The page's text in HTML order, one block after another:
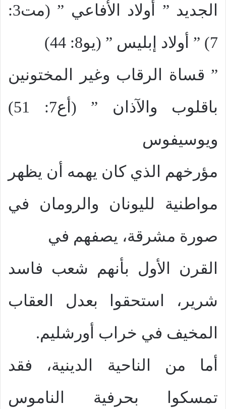
الجديد ” أولاد الأفاعي ” (مت3:
7) ” أولاد إبليس ” (يو8: 44)
” قساة الرقاب وغير المختونين
باقلوب والآذان ” (أع7: 51)
ويوسيفوس
مؤرخهم الذي كان يهمه أن يظهر
مواطنية لليونان والرومان في
صورة مشرقة، يصفهم في
القرن الأول بأنهم شعب فاسد
شرير، استحقوا بعدل العقاب
المخيف في خراب أورشليم.
أما من الناحية الدينية، فقد
تمسكوا بحرفية الناموس